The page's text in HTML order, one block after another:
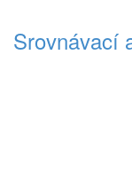
Srovnávací